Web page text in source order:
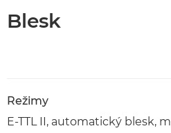
Blesk
Režimy
E-TTL II, automatický blesk,